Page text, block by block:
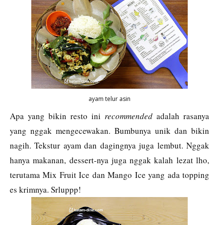
ayam telur asin
Apa yang bikin resto ini recommended adalah rasanya
yang nggak mengecewakan. Bumbunya unik dan bikin
nagih. Tekstur ayam dan dagingnya juga lembut. Nggak
hanya makanan, dessert-nya juga nggak kalah lezat lho,
terutama Mix Fruit Ice dan Mango Ice yang ada topping
es krimnya. Srluppp!